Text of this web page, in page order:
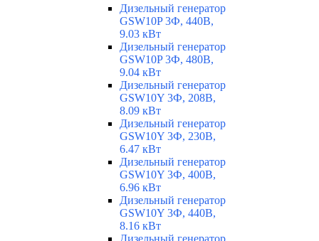
Дизельный генератор
GSW10P 3Ф, 440В,
9.03 кВт
Дизельный генератор
GSW10P 3Ф, 480В,
9.04 кВт
Дизельный генератор
GSW10Y 3Ф, 208В,
8.09 кВт
Дизельный генератор
GSW10Y 3Ф, 230В,
6.47 кВт
Дизельный генератор
GSW10Y 3Ф, 400В,
6.96 кВт
Дизельный генератор
GSW10Y 3Ф, 440В,
8.16 кВт